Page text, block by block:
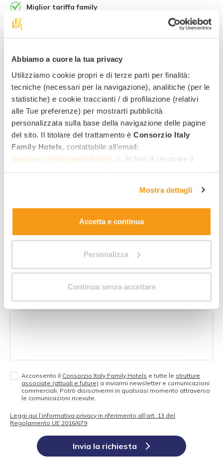
Abbiamo a cuore la tua privacy
Utilizziamo cookie propri e di terze parti per finalità:
tecniche (necessari per la navigazione), analitiche (per le
statistiche) e cookie traccianti / di profilazione (relativi
alle Tue preferenze) per mostrarti pubblicità
personalizzata sulla base della navigazione delle pagine
del sito. Il titolare del trattamento è Consorzio Italy
Family Hotels , contattabile all'email:
business@italyfamilyhotels.it . Al fine di revocare il
. Allo stesso link trovi la nostra informativa
estesa sui cookie.
Mostra dettagli
Accetta e continua
Personalizza
Continua senza accettare
Miglior tariffa family
Risposta diretta dall’hotel
Nome Cognome
Indirizzo email Numero di telefono
Data di arrivo Data di partenza
Camera 1:
Trattamento Camera preferita
N. animali domestici
Acconsento il Consorzio Italy Family Hotels e tutte le strutture
associate (attuali e future) a inviarmi newsletter e comunicazioni
commerciali. Potrò disiscrivermi in qualsiasi momento attraverso
le comunicazioni ricevute.
Leggi qui l’informativa privacy in riferimento all’art. 13 del
Regolamento UE 2016/679
Invia la richiesta